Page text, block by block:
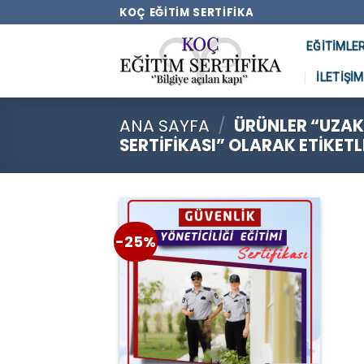
KOÇ EĞITIM SERTIFIKA
İLETIŞIM
ANA SAYFA / ÜRÜNLER
SERTIFIKASI” OLARAK
-25%